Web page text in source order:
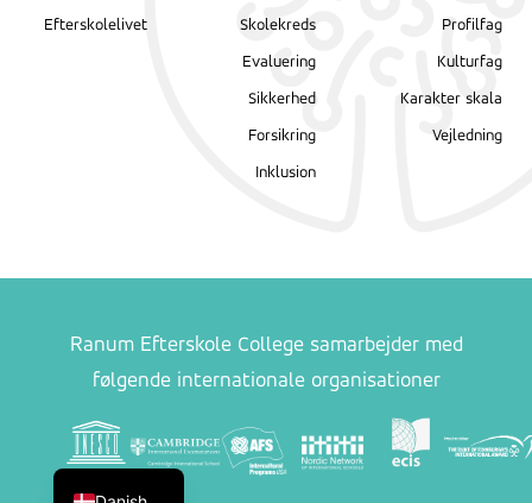
Efterskolelivet Skolekreds
Evaluering
Sikkerhed
Forsikring
Inklusion
Profilfag
Kulturfag
Karakter skala
Vejledning
Ranum Efterskole College samarbejder med
følgende internationale organisationer
English